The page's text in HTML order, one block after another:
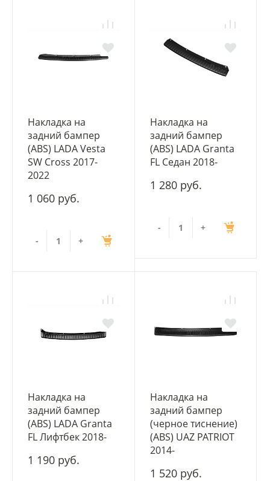
Накладка на
задний бампер
(ABS) LADA Vesta
SW Cross 2017-
2022
1 060 руб.
- +
Накладка на
задний бампер
(ABS) LADA Granta
FL Седан 2018-
1 280 руб.
- +
Накладка на
задний бампер
(ABS) LADA Granta
FL Лифтбек 2018-
1 190 руб.
Накладка на
задний бампер
(черное тиснение)
(ABS) UAZ PATRIOT
2014-
1 520 руб.